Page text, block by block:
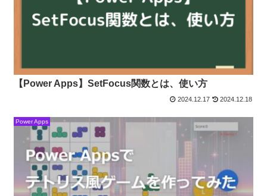
【Power Apps】SetFocus関数とは、使い方
2024.12.17 2024.12.18
Power Apps